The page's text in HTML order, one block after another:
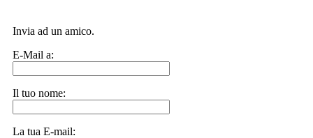
Invia ad un amico.
E-Mail a:
Il tuo nome:
La tua E-mail: